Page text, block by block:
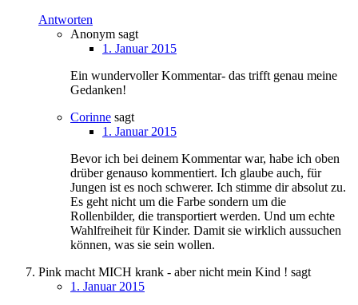
Antworten
Anonym sagt
1. Januar 2015
Ein wundervoller Kommentar- das trifft genau meine
Gedanken!
Corinne sagt
1. Januar 2015
Bevor ich bei deinem Kommentar war, habe ich oben
drüber genauso kommentiert. Ich glaube auch, für
Jungen ist es noch schwerer. Ich stimme dir absolut zu.
Es geht nicht um die Farbe sondern um die
Rollenbilder, die transportiert werden. Und um echte
Wahlfreiheit für Kinder. Damit sie wirklich aussuchen
können, was sie sein wollen.
Pink macht MICH krank - aber nicht mein Kind ! sagt
1. Januar 2015